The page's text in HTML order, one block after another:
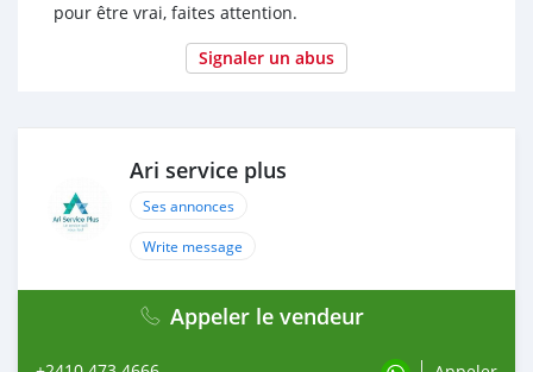
pour être vrai, faites attention.
Signaler un abus
Ari service plus
Ses annonces
Write message
Appeler le vendeur